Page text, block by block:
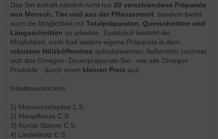
Das Set enthält nämlich nicht nur 20 verschiendene Präparate
von Mensch, Tier und aus der Pflanzenwelt , sondern bietet
auch die Möglichkeit mit Totalpräparaten, Querschnitten und
Längsschnitten zu arbeiten. Zusätzlich besteht die
Möglichkeit, noch fünf weitere eigene Präparate in dem
robusten Hölzköfferchen aufzubewahren. Außerdem zeichnet
sich das Omegon- Dauerpräparate-Set - wie alle Omegon
Produkte - durch einen kleinen Preis aus.
Inhaltsverzeichnis:
1) Maiswurzelspitze L.S.
2) Maispflanze C.S.
3) Kürbis Stamm C.S.
4) Lindenholz C.S